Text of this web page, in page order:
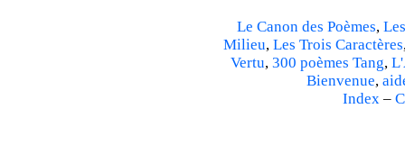
Le Canon des Poèmes,
Milieu, Les Trois Caractères
Vertu, 300 poèmes Tang,
Bienvenue,
Index–